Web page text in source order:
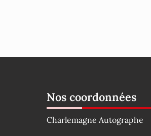
Nos coordonnées
Charlemagne Autographe